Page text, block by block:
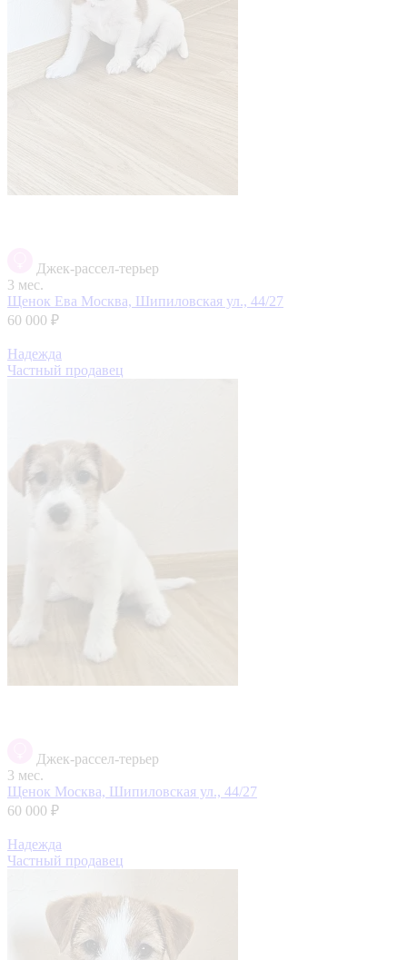
Джек-рассел-терьер
3 мес.
Щенок Ева Москва, Шипиловская ул., 44/27
60 000 ₽
Надежда
Частный продавец
Джек-рассел-терьер
3 мес.
Щенок Москва, Шипиловская ул., 44/27
60 000 ₽
Надежда
Частный продавец